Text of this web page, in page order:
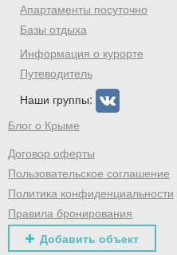
Апартаменты посуточно
Базы отдыха
Информация о курорте
Путеводитель
Наши группы:
Блог о Крыме
Договор оферты
Пользовательское соглашение
Политика конфиденциальности
Правила бронирования
Добавить объект
Хочешь дешевле?
промокод на